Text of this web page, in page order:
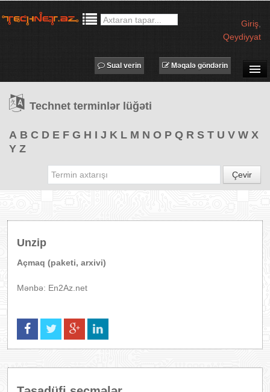
Giriş
Qeydiyyat
TƏDBİRLƏR
PROQRAMLAR
Məqalə göndərin
Sual verin
Technet terminlər lüğəti
A B C D E F G H I J K L M N O P Q R S T U V W X
Y Z
Çevir
Unzip
Açmaq (paketi, arxivi)
Mənbə: En2Az.net